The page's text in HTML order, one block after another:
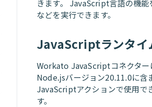
きます。 JavaScript言語の機
などを実行できます。
JavaScriptランタイ
Workato JavaScriptコネクター
Node.jsバージョン20.11.0に含
JavaScriptアクションで使用で
す。